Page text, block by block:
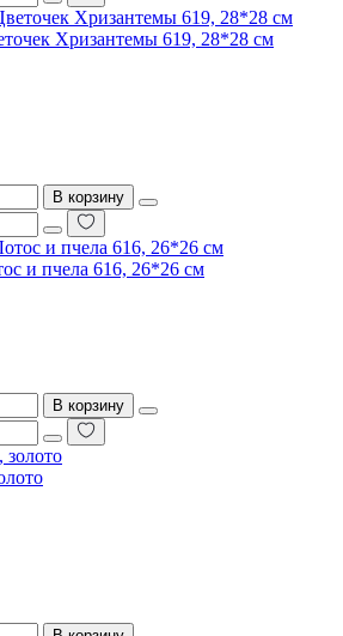
Хризантемы 619, 28*28 см
В корзину
и пчела 616, 26*26 см
В корзину